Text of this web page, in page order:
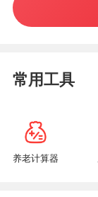
常用工具
养老计算器